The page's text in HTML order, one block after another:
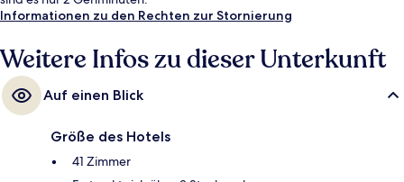
Informationen zu den Rechten zur Stornierung
Weitere Infos zu dieser Unterkunft
Auf einen Blick
Größe des Hotels
41 Zimmer